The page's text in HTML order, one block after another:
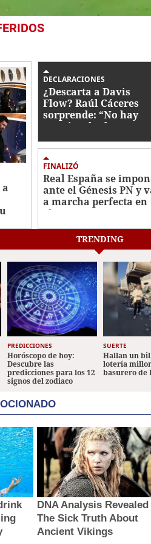
DECLARACIONES
¿Descarta a Davis
Flow? Raúl Cáceres
sorprende: “No hay
ningún tiktoker”
FINALIZÓ
Real España se
ante el Génesis PN y
a marcha perfecta en
el Apertura
TRENDING
PREDICCIONES
Horóscopo de hoy:
Descubre las
predicciones para los 12
signos del zodiaco
SUERTE
Hallan un
lotería
basurero de
DNA Analysis Revealed
The Sick Truth About
Ancient Vikings